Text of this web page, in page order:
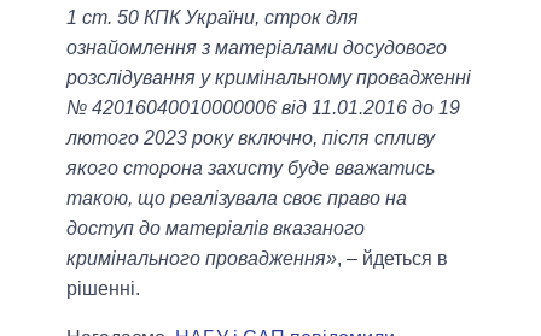
1 ст. 50 КПК України, строк для
ознайомлення з матеріалами досудового
розслідування у кримінальному провадженні
№ 42016040010000006 від 11.01.2016 до 19
лютого 2023 року включно, після спливу
якого сторона захисту буде вважатись
такою, що реалізувала своє право на
доступ до матеріалів вказаного
кримінального провадження», – йдеться в
рішенні.